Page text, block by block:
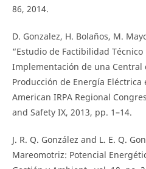
86, 2014.
D. Gonzalez, H. Bolaños, M.
“Estudio de Factibilidad Técnico
Implementación de una Central
Producción de Energía Eléctrica
American IRPA Regional
and Safety IX, 2013, pp. 1–14.
J. R. Q. González and L. E. Q.
Mareomotriz: Potencial